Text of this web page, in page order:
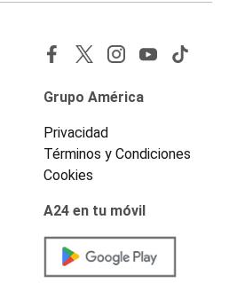
Grupo América
Privacidad
Términos y Condiciones
Cookies
A24 en tu móvil